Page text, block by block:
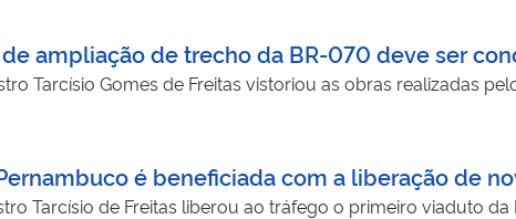
ampliação de trecho da BR-070 deve ser
Tarcísio Gomes de Freitas vistoriou as obras realizadas
é beneficiada com a liberação de
Tarcísio de Freitas liberou ao tráfego o primeiro viaduto